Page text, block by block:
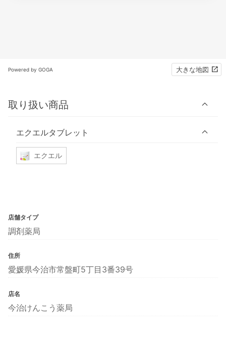
Powered by GOGA 大きな地図
取り扱い商品
エクエルタブレット
エクエル
店舗タイプ
調剤薬局
住所
愛媛県今治市常盤町5丁目3番39号
店名
今治けんこう薬局